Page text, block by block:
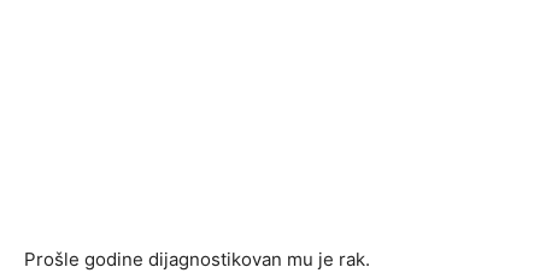
Prošle godine dijagnostikovan mu je rak.